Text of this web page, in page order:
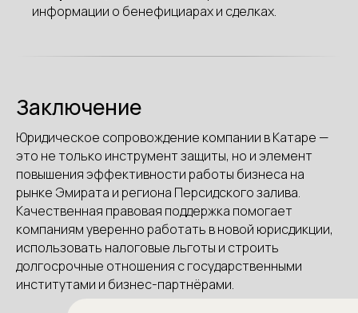
информации о бенефициарах и сделках.
Заключение
Юридическое сопровождение компании в Катаре —
это не только инструмент защиты, но и элемент
повышения эффективности работы бизнеса на
рынке Эмирата и региона Персидского залива.
Качественная правовая поддержка помогает
компаниям уверенно работать в новой юрисдикции,
использовать налоговые льготы и строить
долгосрочные отношения с государственными
институтами и бизнес-партнёрами.